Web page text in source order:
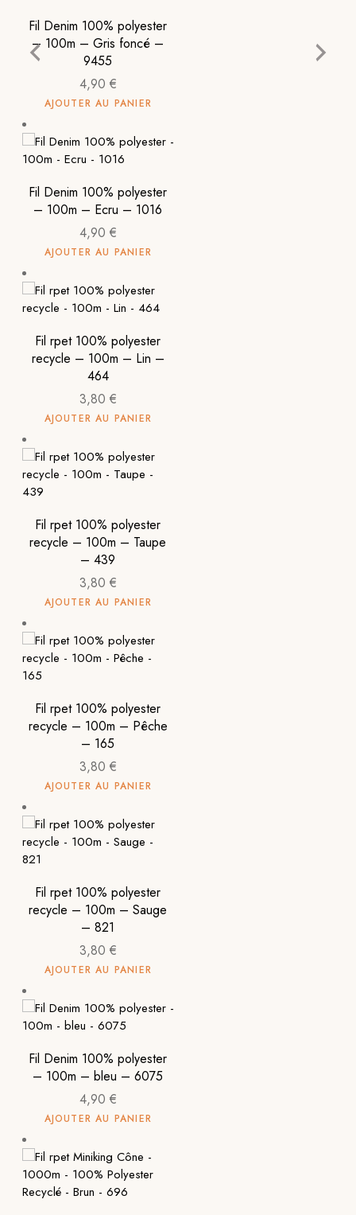
Fil Denim 100% polyester
– 100m – Gris foncé –
9455
4,90 €
AJOUTER AU PANIER
Fil Denim 100% polyester
– 100m – Ecru – 1016
4,90 €
AJOUTER AU PANIER
Fil rpet 100% polyester
recycle – 100m – Lin –
464
3,80 €
AJOUTER AU PANIER
Fil rpet 100% polyester
recycle – 100m – Taupe
– 439
3,80 €
AJOUTER AU PANIER
Fil rpet 100% polyester
recycle – 100m – Pêche
– 165
3,80 €
AJOUTER AU PANIER
Fil rpet 100% polyester
recycle – 100m – Sauge
– 821
3,80 €
AJOUTER AU PANIER
Fil Denim 100% polyester
– 100m – bleu – 6075
4,90 €
AJOUTER AU PANIER